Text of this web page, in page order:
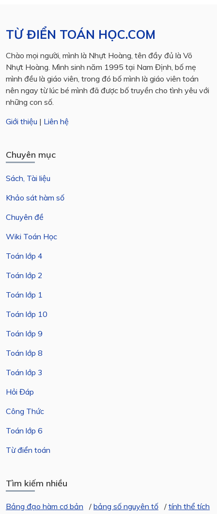
TỪ ĐIỂN TOÁN HỌC.COM
Chào mọi người, mình là Nhựt Hoàng, tên đầy đủ là Võ
Nhựt Hoàng. Mình sinh năm 1995 tại Nam Định, bố mẹ
mình đều là giáo viên, trong đó bố mình là giáo viên toán
nên ngay từ lúc bé mình đã được bố truyền cho tình yêu với
những con số.
Giới thiệu | Liên hệ
Chuyên mục
Sách, Tài liệu
Khảo sát hàm số
Chuyên đề
Wiki Toán Học
Toán lớp 4
Toán lớp 2
Toán lớp 1
Toán lớp 10
Toán lớp 9
Toán lớp 8
Toán lớp 3
Hỏi Đáp
Công Thức
Toán lớp 6
Từ điển toán
Tìm kiếm nhiều
Bảng đạo hàm cơ bản / bảng số nguyên tố / tính thể tích